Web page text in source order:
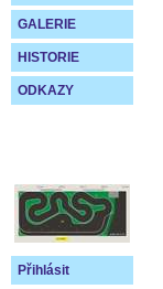
GALERIE
HISTORIE
ODKAZY
Přihlásit